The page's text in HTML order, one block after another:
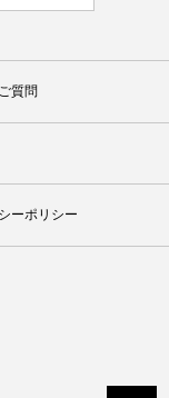
質問
ーポリシー